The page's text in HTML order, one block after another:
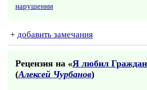
нарушении
+ добавить замечания
Рецензия на «Я любил
(Алексей Чурбанов)